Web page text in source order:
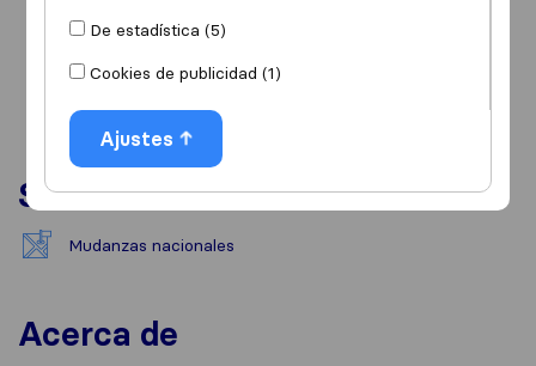
Servicios
Mudanzas nacionales
Acerca de
De estadística (5)
Cookies de publicidad (1)
Ajustes